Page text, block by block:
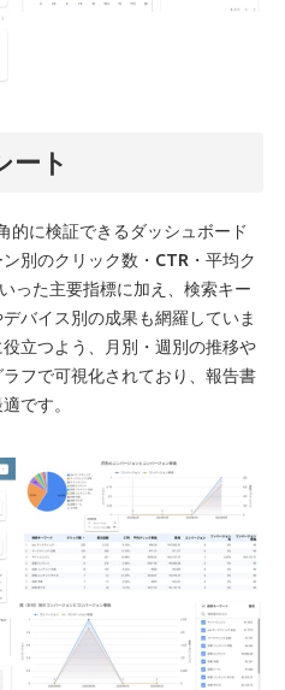
ート
的に検証できるダッシュボード
別のクリック数・CTR・平均ク
った主要指標に加え、検索キー
バイス別の成果も網羅していま
立つよう、月別・週別の推移や
フで可視化されており、報告書
です。